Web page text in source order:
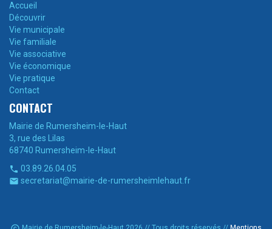
Accueil
Découvrir
Vie municipale
Vie familiale
Vie associative
Vie économique
Vie pratique
Contact
CONTACT
Mairie de Rumersheim-le-Haut
3, rue des Lilas
68740 Rumersheim-le-Haut
 03.89.26.04.05
 secretariat@mairie-de-rumersheimlehaut.fr